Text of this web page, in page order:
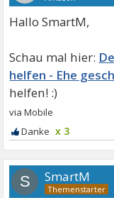
Hallo SmartM,
helfen - Ehe
x 3
S SmartM